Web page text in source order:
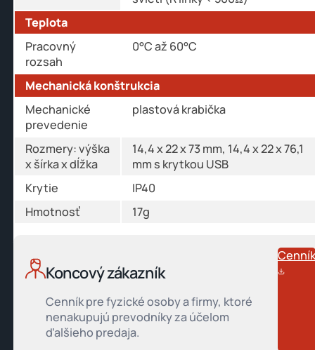
Teplota
Pracovný
rozsah
0°C až 60°C
Mechanická konštrukcia
Mechanické
prevedenie
plastová krabička
Rozmery: výška
x šírka x dĺžka
14,4 x 22 x 73 mm, 14,4 x 22 x 76,1
mm s krytkou USB
Krytie
IP40
Hmotnosť
17g
Koncový zákazník
Cenník pre fyzické osoby a firmy, ktoré
nenakupujú prevodníky za účelom
ďalšieho predaja.